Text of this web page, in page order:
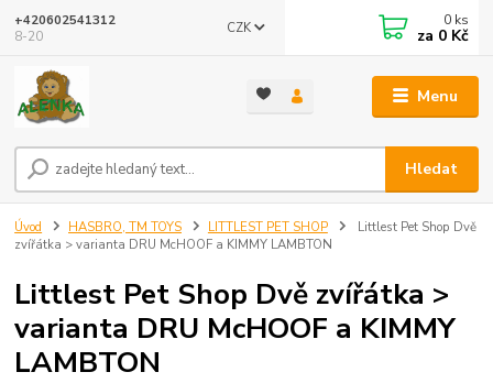
Menu
CZK
Hledat
+420602541312
8-20
0 ks
za 0 Kč
Úvod HASBRO, TM TOYS LITTLEST PET SHOP
Littlest Pet Shop Dvě
zvířátka > varianta DRU McHOOF a KIMMY LAMBTON
Littlest Pet Shop Dvě zvířátka >
varianta DRU McHOOF a KIMMY
LAMBTON